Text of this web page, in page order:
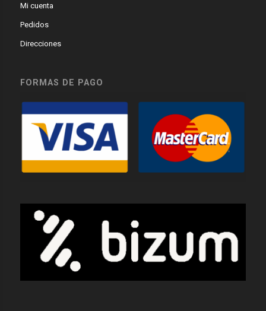
Mi cuenta
Pedidos
Direcciones
FORMAS DE PAGO